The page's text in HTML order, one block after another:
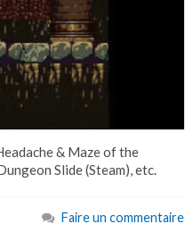
& Maze of the
Slide (Steam), etc.
Faire un commentaire